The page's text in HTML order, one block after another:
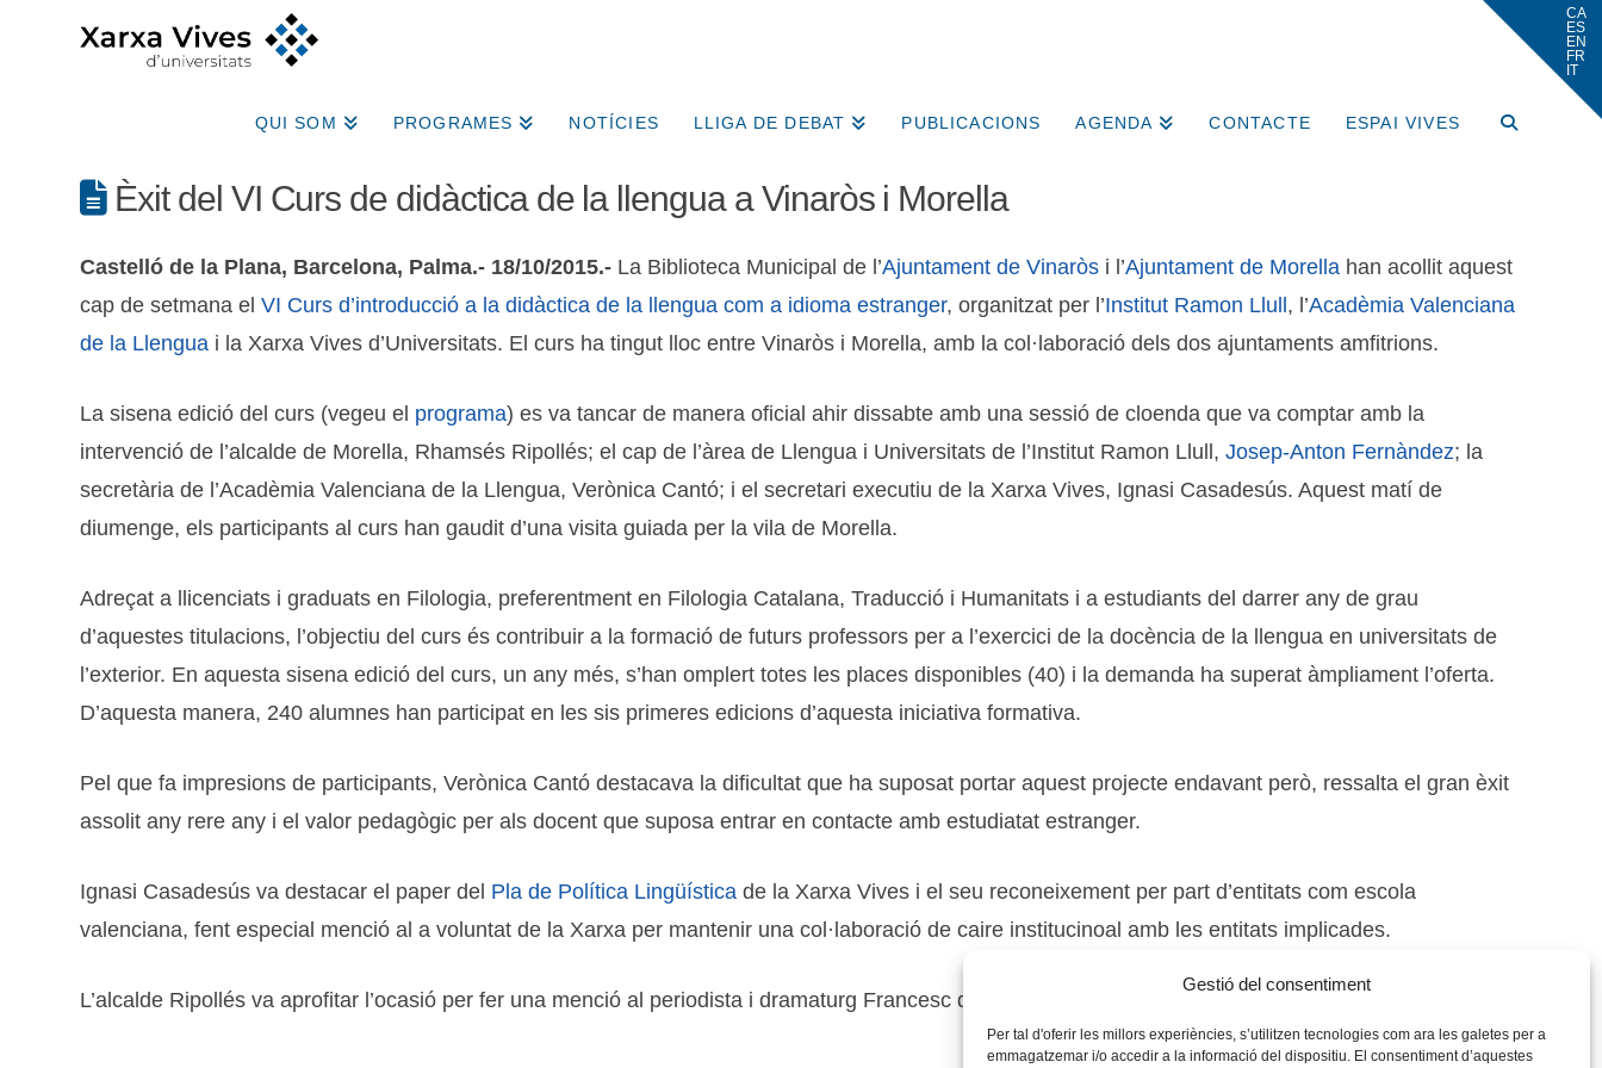
Gestió del consentiment
Per tal d'oferir les millors experiències, s’utilitzen tecnologies com ara les galetes per a
emmagatzemar i/o accedir a la informació del dispositiu. El consentiment d’aquestes
QUI SOM PROGRAMES NOTÍCIES LLIGA DE DEBAT PUBLICACIONS AGENDA CONTACTE ESPAI VIVES
Èxit del VI Curs de didàctica de la llengua a Vinaròs i Morella
Castelló de la Plana, Barcelona, Palma.- 18/10/2015.- La Biblioteca Municipal de l’Ajuntament de Vinaròs i l’Ajuntament de Morella han acollit aquest
cap de setmana elVI Curs d’introducció a ladidàctica de la llengua com a idioma estranger, organitzat per l’Institut Ramon Llull , l’AcadèmiaValenciana
de la Llengua i la Xarxa Vives d’Universitats. El curs ha tingut lloc entre Vinaròs i Morella, amb la col·laboració dels dos ajuntaments amfitrions.
La sisena edició del curs (vegeu el programa) es va tancar de manera oficial ahir dissabte amb una sessió de cloenda que va comptar amb la
intervenció de l’alcalde de Morella, Rhamsés Ripollés; el cap de l’àrea de Llengua i Universitats de l’Institut Ramon Llull,Josep-Anton Fernàndez; la
secretària de l’Acadèmia Valenciana de la Llengua, Verònica Cantó; i el secretari executiu de la Xarxa Vives, Ignasi Casadesús. Aquest matí de
diumenge, els participants al curs han gaudit d’una visita guiada per la vila de Morella.
Adreçat a llicenciats i graduats en Filologia, preferentment en Filologia Catalana, Traducció i Humanitats i a estudiants del darrer any de grau
d’aquestes titulacions, l’objectiu del curs és contribuir a la formació de futurs professors per a l’exercici de la docència de la llengua en universitats de
l’exterior. En aquesta sisena edició del curs, un any més, s’han omplert totes les places disponibles (40) i la demanda ha superat àmpliament l’oferta.
D’aquesta manera, 240 alumnes han participat en les sis primeres edicions d’aquesta iniciativa formativa.
Pel que fa impresions de participants, Verònica Cantó destacava la dificultat que ha suposat portar aquest projecte endavant però, ressalta el gran èxit
assolit any rere any i el valor pedagògic per als docent que suposa entrar en contacte amb estudiatat estranger.
Ignasi Casadesús va destacar el paper del Pla de Política Lingüística de la Xarxa Vives i el seu reconeixement per part d’entitats com escola
valenciana, fent especial menció al a voluntat de la Xarxa per mantenir una col·laboració de caire institucinoal amb les entitats implicades.
L’alcalde Ripollés va aprofitar l’ocasió per fer una menció al periodista i dramaturg Francesc de Paula Bruguera, per la seua mort recent.